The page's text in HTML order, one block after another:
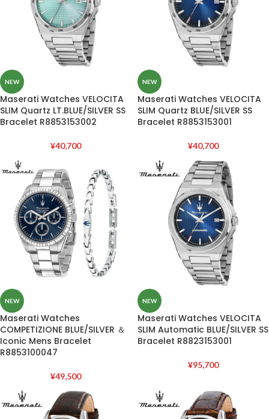
NEW
Maserati Watches VELOCITA
SLIM Quartz LT.BLUE/SILVER SS
Bracelet R8853153002
¥40,700
NEW
Maserati Watches VELOCITA
SLIM Quartz BLUE/SILVER SS
Bracelet R8853153001
¥40,700
NEW
Maserati Watches
COMPETIZIONE BLUE/SILVER ＆
Iconic Mens Bracelet
R8853100047
¥49,500
NEW
Maserati Watches VELOCITA
SLIM Automatic BLUE/SILVER SS
Bracelet R8823153001
¥95,700